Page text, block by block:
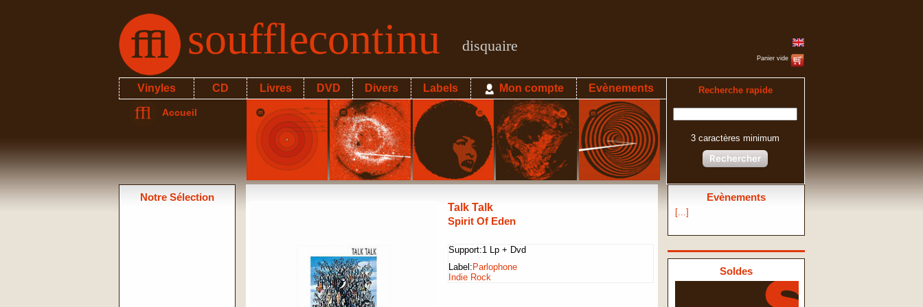
soufflecontinu disquaire
Panier vide
Vinyles CD Livres DVD Divers Labels Mon compte Evènements Recherche rapide
3 caractères minimum
Rechercher
Accueil
Evènements
[...]
Soldes
Notre Sélection
Talk Talk
Spirit Of Eden
Support:1 Lp + Dvd
Label: Parlophone
Indie Rock